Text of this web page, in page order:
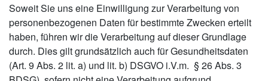
Soweit Sie uns eine Einwilligung zur Verarbeitung von
personenbezogenen Daten für bestimmte Zwecken erteilt
haben, führen wir die Verarbeitung auf dieser Grundlage
durch. Dies gilt grundsätzlich auch für Gesundheitsdaten
(Art. 9 Abs. 2 lit. a) und lit. b) DSGVO i.V.m. § 26 Abs. 3